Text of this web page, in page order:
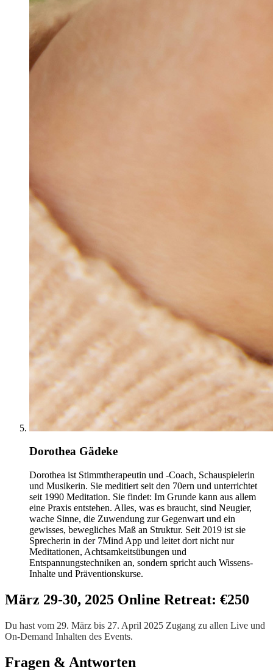
Dorothea Gädeke
Dorothea ist Stimmtherapeutin und -Coach, Schauspielerin
und Musikerin. Sie meditiert seit den 70ern und unterrichtet
seit 1990 Meditation. Sie findet: Im Grunde kann aus allem
eine Praxis entstehen. Alles, was es braucht, sind Neugier,
wache Sinne, die Zuwendung zur Gegenwart und ein
gewisses, bewegliches Maß an Struktur. Seit 2019 ist sie
Sprecherin in der 7Mind App und leitet dort nicht nur
Meditationen, Achtsamkeitsübungen und
Entspannungstechniken an, sondern spricht auch Wissens-
Inhalte und Präventionskurse.
März 29-30, 2025 Online Retreat: €250
Du hast vom 29. März bis 27. April 2025 Zugang zu allen Live und
On-Demand Inhalten des Events.
Fragen & Antworten